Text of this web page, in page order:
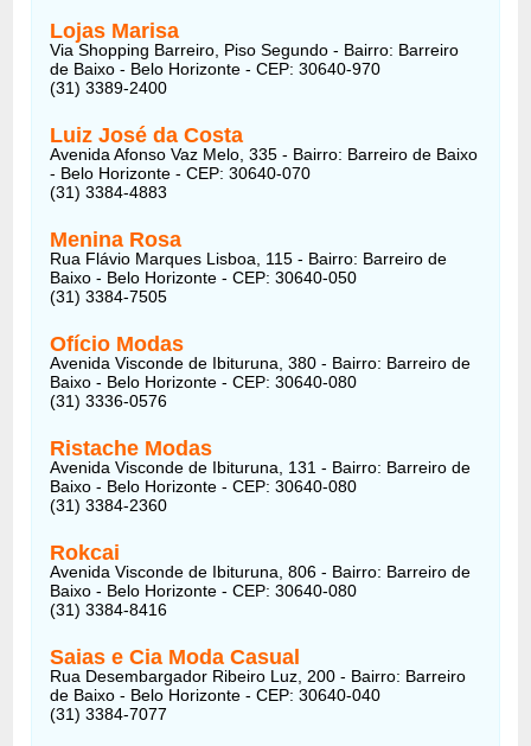
Lojas Marisa
Via Shopping Barreiro, Piso Segundo - Bairro: Barreiro
de Baixo - Belo Horizonte - CEP: 30640-970
(31) 3389-2400
Luiz José da Costa
Avenida Afonso Vaz Melo, 335 - Bairro: Barreiro de Baixo
- Belo Horizonte - CEP: 30640-070
(31) 3384-4883
Menina Rosa
Rua Flávio Marques Lisboa, 115 - Bairro: Barreiro de
Baixo - Belo Horizonte - CEP: 30640-050
(31) 3384-7505
Ofício Modas
Avenida Visconde de Ibituruna, 380 - Bairro: Barreiro de
Baixo - Belo Horizonte - CEP: 30640-080
(31) 3336-0576
Ristache Modas
Avenida Visconde de Ibituruna, 131 - Bairro: Barreiro de
Baixo - Belo Horizonte - CEP: 30640-080
(31) 3384-2360
Rokcai
Avenida Visconde de Ibituruna, 806 - Bairro: Barreiro de
Baixo - Belo Horizonte - CEP: 30640-080
(31) 3384-8416
Saias e Cia Moda Casual
Rua Desembargador Ribeiro Luz, 200 - Bairro: Barreiro
de Baixo - Belo Horizonte - CEP: 30640-040
(31) 3384-7077